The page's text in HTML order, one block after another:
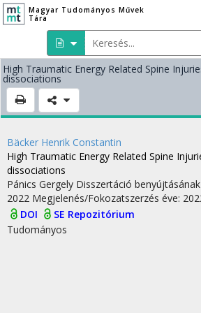
Magyar Tudományos Művek
Tára
High Traumatic Energy Related Spine
dissociations
Bäcker Henrik Constantin
High Traumatic Energy Related Spine
dissociations
Pánics Gergely Disszertáció
2022 Megjelenés/Fokozatszerzés éve:
DOI
SE Repozitórium
Tudományos